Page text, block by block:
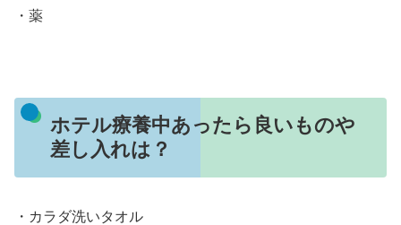
・薬
ホテル療養中あったら良いものや
差し入れは？
・カラダ洗いタオル